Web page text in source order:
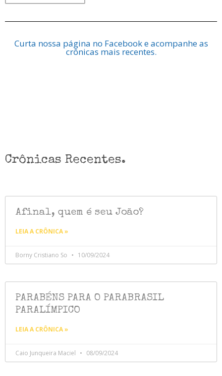
Curta nossa página no Facebook e acompanhe as
crônicas mais recentes.
Crônicas Recentes.
Afinal, quem é seu João?
LEIA A CRÔNICA »
Borny Cristiano So 10/09/2024
PARABÉNS PARA O PARABRASIL
PARALÍMPICO
LEIA A CRÔNICA »
Caio Junqueira Maciel 08/09/2024